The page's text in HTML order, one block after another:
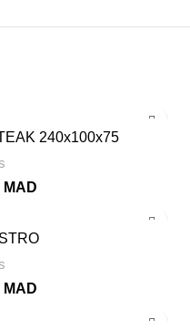
240x100x75
MAD
MAD